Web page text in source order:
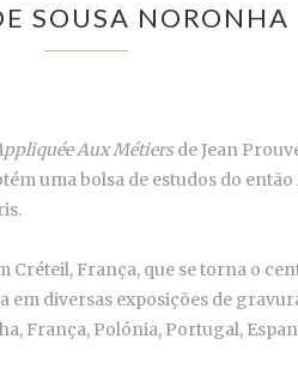
SOUSA NORONHA
Aux Métiersde Jean
uma bolsa de estudos do
Créteil, França, que se torna o
em diversas exposições de
França, Polónia, Portugal,